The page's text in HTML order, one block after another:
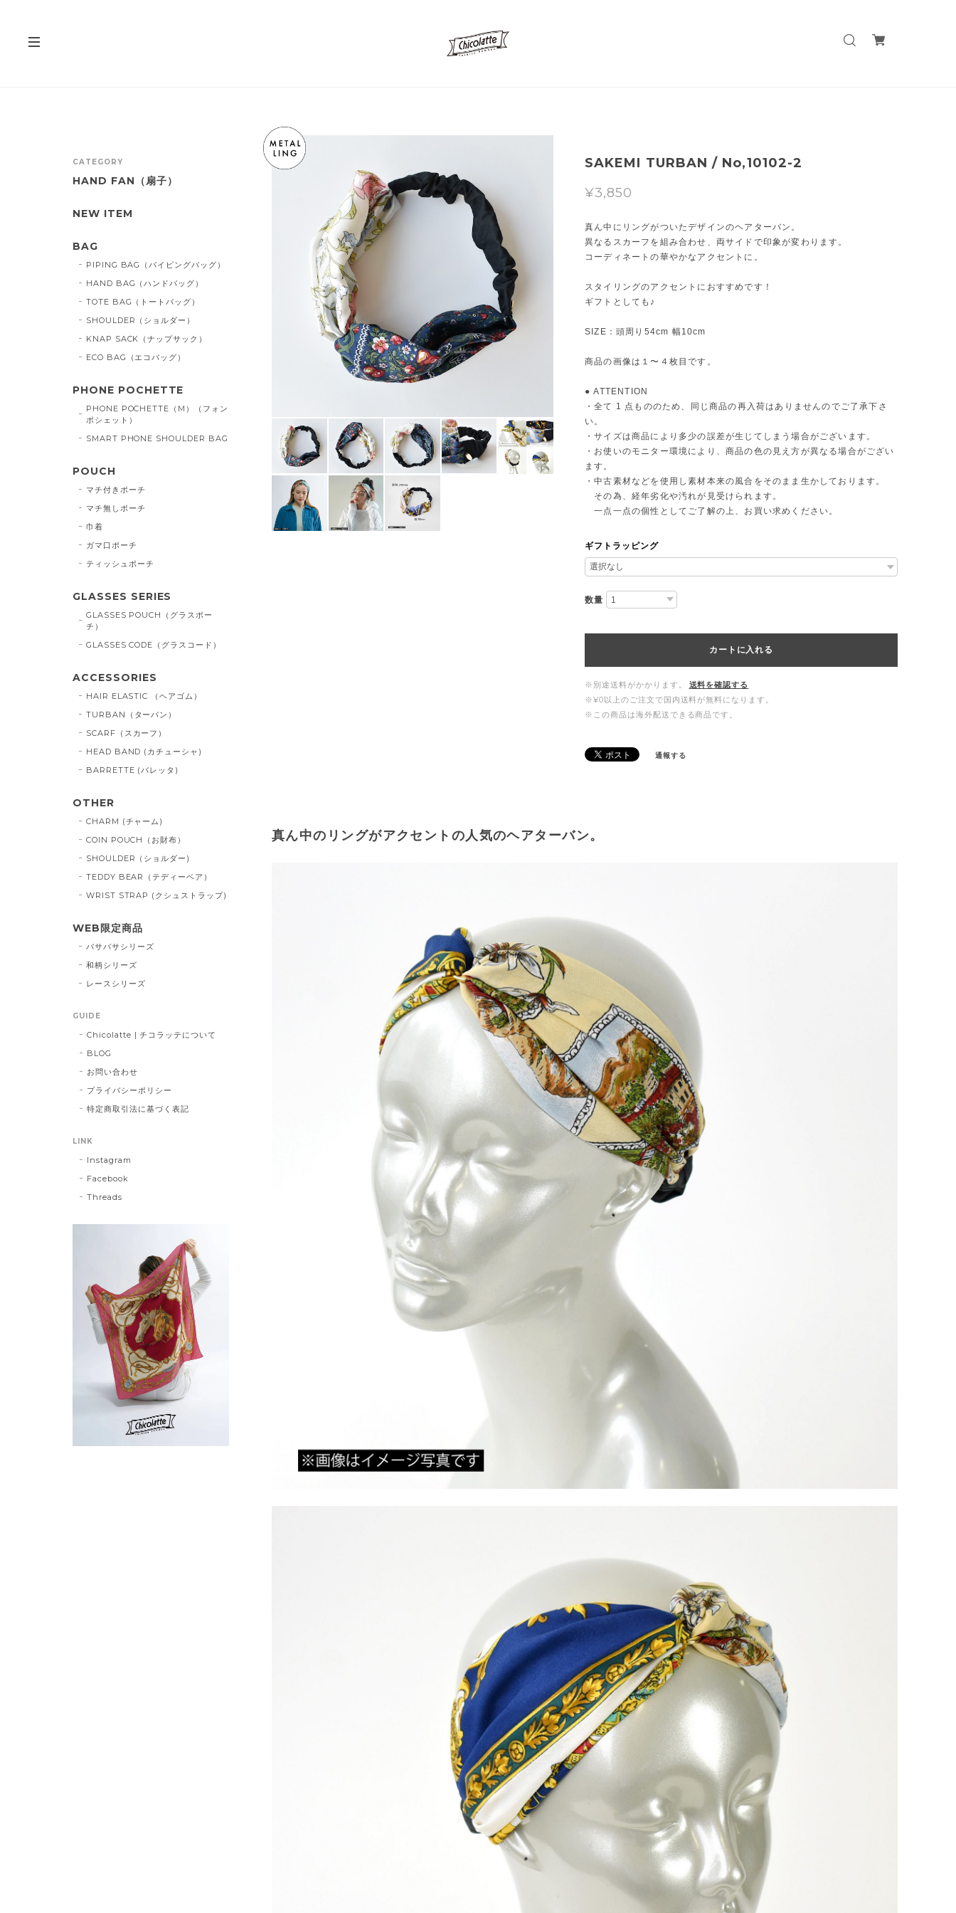
SAKEMI TURBAN / No,10102-2
¥3,850
真ん中にリングがついたデザインのヘアターバン。
異なるスカーフを組み合わせ、両サイドで印象が変わります。
コーディネートの華やかなアクセントに。
スタイリングのアクセントにおすすめです！
ギフトとしても♪
SIZE：頭周り54cm 幅10cm
商品の画像は１〜４枚目です。
● ATTENTION
・全て 1 点もののため、同じ商品の再入荷はありませんのでご了承下さ
い。
・サイズは商品により多少の誤差が生じてしまう場合がございます。
・お使いのモニター環境により、商品の色の見え方が異なる場合がござい
ます。
・中古素材などを使用し素材本来の風合をそのまま生かしております。
その為、経年劣化や汚れが見受けられます。
一点一点の個性としてご了解の上、お買い求めください。
ギフトラッピング
数量
カートに入れる
※別途送料がかかります。
送料を確認する
※¥0以上のご注文で国内送料が無料になります。
※この商品は海外配送できる商品です。
通報する
真ん中のリングがアクセントの人気のヘアターバン。
CATEGORY
HAND FAN（扇子）
NEW ITEM
BAG
PIPING BAG（パイピングバッグ）
HAND BAG（ハンドバッグ）
TOTE BAG（トートバッグ）
SHOULDER（ショルダー）
KNAP SACK（ナップサック）
ECO BAG（エコバッグ）
PHONE POCHETTE
PHONE POCHETTE（M）（フォン
ポシェット）
SMART PHONE SHOULDER BAG
POUCH
マチ付きポーチ
マチ無しポーチ
巾着
ガマ口ポーチ
ティッシュポーチ
GLASSES SERIES
GLASSES POUCH（グラスポー
チ）
GLASSES CODE（グラスコード）
ACCESSORIES
HAIR ELASTIC （ヘアゴム）
TURBAN（ターバン）
SCARF（スカーフ）
HEAD BAND (カチューシャ)
BARRETTE (バレッタ)
OTHER
CHARM (チャーム)
COIN POUCH（お財布）
SHOULDER（ショルダー)
TEDDY BEAR（テディーベア）
WRIST STRAP (クシュストラップ)
WEB限定商品
バサバサシリーズ
和柄シリーズ
レースシリーズ
GUIDE
Chicolatte | チコラッテについて
BLOG
お問い合わせ
プライバシーポリシー
特定商取引法に基づく表記
LINK
Instagram
Facebook
Threads